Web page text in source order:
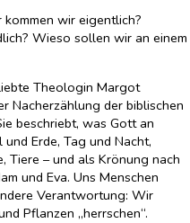
wir eigentlich?
Wieso sollen wir an einem
Theologin Margot
Nacherzählung der biblischen
beschriebt, was Gott an
Erde, Tag und Nacht,
Tiere – und als Krönung nach
und Eva. Uns Menschen
Verantwortung: Wir
Pflanzen „herrschen“.